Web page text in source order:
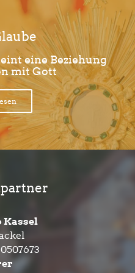
eine Beziehung
mit Gott